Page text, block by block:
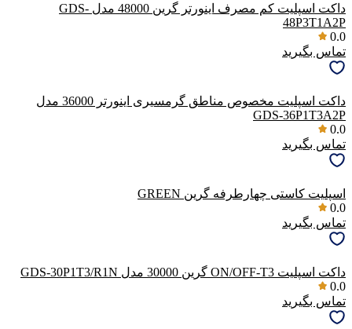
داکت اسپلیت کم مصرف اینورتر گرین 48000 مدل GDS-
48P3T1A2P
0.0
تماس بگیرید
داکت اسپلیت مخصوص مناطق گرمسیری اینورتر 36000 مدل
GDS-36P1T3A2P
0.0
تماس بگیرید
اسپلیت کاستی چهارطرفه گرین GREEN
0.0
تماس بگیرید
داکت اسپلیت ON/OFF-T3 گرین 30000 مدل GDS-30P1T3/R1N
0.0
تماس بگیرید